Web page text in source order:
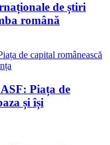
de știri
română
Piața de
și își